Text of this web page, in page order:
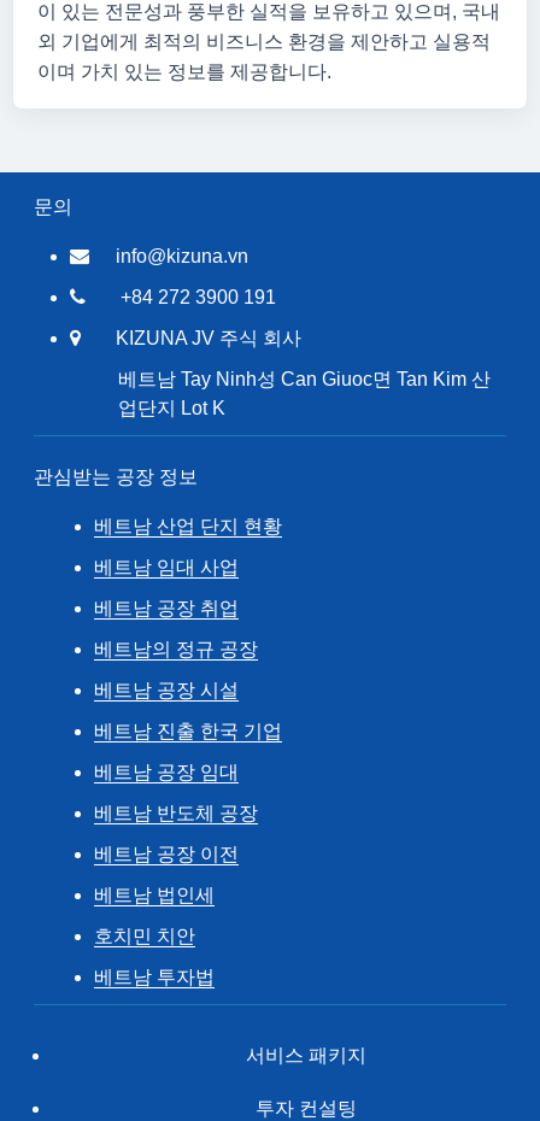
이 있는 전문성과 풍부한 실적을 보유하고 있으며, 국내
외 기업에게 최적의 비즈니스 환경을 제안하고 실용적
이며 가치 있는 정보를 제공합니다.
문의
info@kizuna.vn
+84 272 3900 191
KIZUNA JV 주식 회사
베트남 Tay Ninh성 Can Giuoc면 Tan Kim 산
업단지 Lot K
관심받는 공장 정보
베트남 산업 단지 현황
베트남 임대 사업
베트남 공장 취업
베트남의 정규 공장
베트남 공장 시설
베트남 진출 한국 기업
베트남 공장 임대
베트남 반도체 공장
베트남 공장 이전
베트남 법인세
호치민 치안
베트남 투자법
서비스 패키지
투자 컨설팅